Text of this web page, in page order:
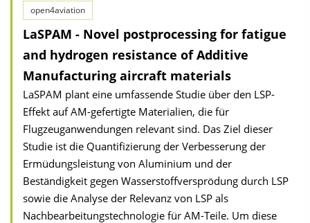
open4aviation
LaSPAM - Novel postprocessing for fatigue
and hydrogen resistance of Additive
Manufacturing aircraft materials
LaSPAM plant eine umfassende Studie über den LSP-
Effekt auf AM-gefertigte Materialien, die für
Flugzeuganwendungen relevant sind. Das Ziel dieser
Studie ist die Quantifizierung der Verbesserung der
Ermüdungsleistung von Aluminium und der
Beständigkeit gegen Wasserstoffversprödung durch LSP
sowie die Analyse der Relevanz von LSP als
Nachbearbeitungstechnologie für AM-Teile. Um diese